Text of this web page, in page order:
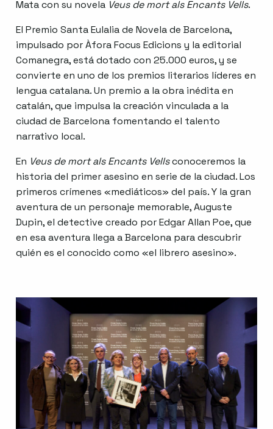
Mata con su novela Veus de mort als Encants Vells.
El Premio Santa Eulalia de Novela de Barcelona,
impulsado por Àfora Focus Edicions y la editorial
Comanegra, está dotado con 25.000 euros, y se
convierte en uno de los premios literarios líderes en
lengua catalana. Un premio a la obra inédita en
catalán, que impulsa la creación vinculada a la
ciudad de Barcelona fomentando el talento
narrativo local.
En Veus de mort als Encants Vellsconoceremos la
historia del primer asesino en serie de la ciudad. Los
primeros crímenes «mediáticos» del país. Y la gran
aventura de un personaje memorable, Auguste
Dupin, el detective creado por Edgar Allan Poe, que
en esa aventura llega a Barcelona para descubrir
quién es el conocido como «el librero asesino».